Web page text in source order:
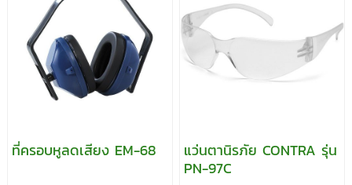
ที่ครอบหูลดเสียง EM-68
แว่นตานิรภัย CONTRA รุ่น
PN-97C